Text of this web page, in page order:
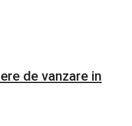
de vanzare in